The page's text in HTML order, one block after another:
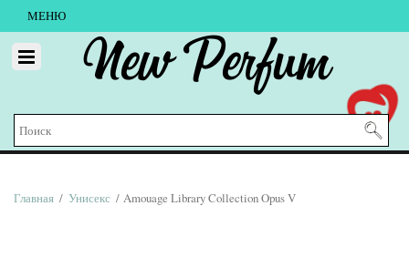
МЕНЮ
New Perfum
Главная / Унисекс / Amouage Library Collection Opus V